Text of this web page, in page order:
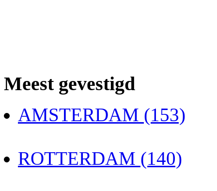
Meest gevestigd
AMSTERDAM (153)
ROTTERDAM (140)